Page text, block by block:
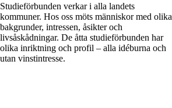
Studieförbunden verkar i alla landets
kommuner. Hos oss möts människor med olika
bakgrunder, intressen, åsikter och
livsåskådningar. De åtta studieförbunden har
olika inriktning och profil – alla idéburna och
utan vinstintresse.